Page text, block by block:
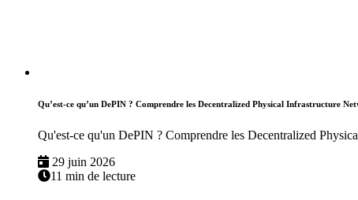
Qu’est-ce qu’un DePIN ? Comprendre les Decentralized Physical Infrastructure
Qu'est-ce qu'un DePIN ? Comprendre les Decentralized
29 juin 2026
11 min de lecture